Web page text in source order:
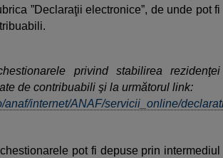
”Declaraţii electronice”, de unde pot fi
privind stabilirea rezidenţei
de contribuabili şi la următorul link:
anaf/internet/ANAF/servicii_online/
pot fi depuse prin intermediul